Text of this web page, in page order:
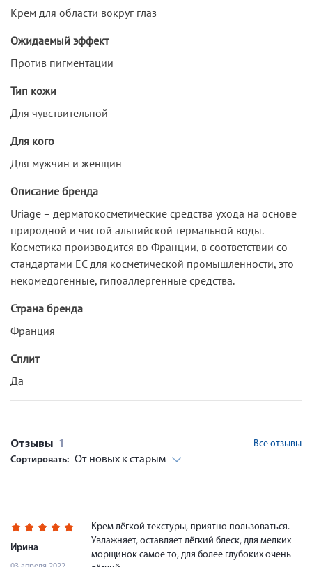
Крем для области вокруг глаз
Ожидаемый эффект
Против пигментации
Тип кожи
Для чувствительной
Для кого
Для мужчин и женщин
Описание бренда
Uriage – дерматокосметические средства ухода на основе
природной и чистой альпийской термальной воды.
Косметика производится во Франции, в соответствии со
стандартами ЕС для косметической промышленности, это
некомедогенные, гипоаллергенные средства.
Страна бренда
Франция
Сплит
Да
Отзывы 1
Все отзывы
Сортировать: От новых к старым
Ирина
Крем лёгкой текстуры, приятно пользоваться.
Увлажняет, оставляет лёгкий блеск, для мелких
морщинок самое то, для более глубоких очень